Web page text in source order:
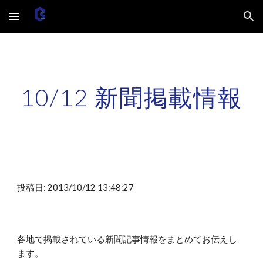
Skip to main content Skip to navigation
10/12 新聞掲載情報
投稿日: 2013/10/12 13:48:27
各地で掲載されている新聞記事情報をまとめてお伝えし
ます。